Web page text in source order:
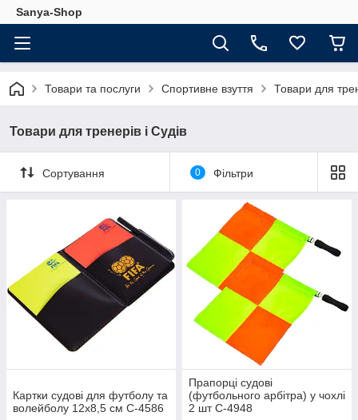
Sanya-Shop
Товари та послуги Спортивне взуття Товари для
Товари для тренерів і Судів
Сортування 0 Фільтри
Картки судові для футболу та
волейболу 12x8,5 см C-4586
Прапорці судові
(футбольного арбітра) у чохлі
2 шт C-4948